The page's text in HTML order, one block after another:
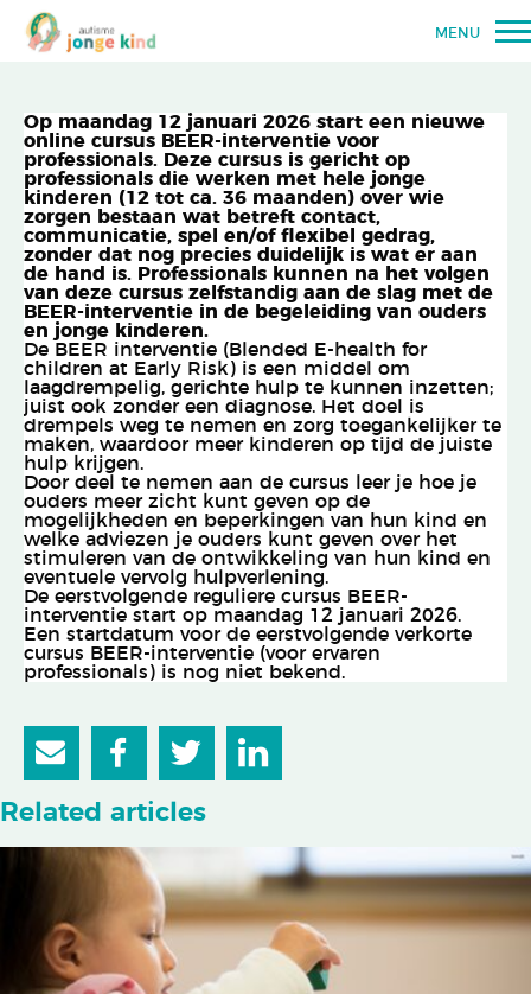
MENU
Op maandag 12 januari 2026 start een nieuwe
online cursus BEER-interventie voor
professionals. Deze cursus is gericht op
professionals die werken met hele jonge
kinderen (12 tot ca. 36 maanden) over wie
zorgen bestaan wat betreft contact,
communicatie, spel en/of flexibel gedrag,
zonder dat nog precies duidelijk is wat er aan
de hand is. Professionals kunnen na het volgen
van deze cursus zelfstandig aan de slag met de
BEER-interventie in de begeleiding van ouders
en jonge kinderen.
De BEER interventie (Blended E-health for
children at Early Risk) is een middel om
laagdrempelig, gerichte hulp te kunnen inzetten;
juist ook zonder een diagnose. Het doel is
drempels weg te nemen en zorg toegankelijker te
maken, waardoor meer kinderen op tijd de juiste
hulp krijgen.
Door deel te nemen aan de cursus leer je hoe je
ouders meer zicht kunt geven op de
mogelijkheden en beperkingen van hun kind en
welke adviezen je ouders kunt geven over het
stimuleren van de ontwikkeling van hun kind en
eventuele vervolg hulpverlening.
De eerstvolgende reguliere cursus BEER-
interventie start op maandag 12 januari 2026.
Een startdatum voor de eerstvolgende verkorte
cursus BEER-interventie (voor ervaren
professionals) is nog niet bekend.
Related articles